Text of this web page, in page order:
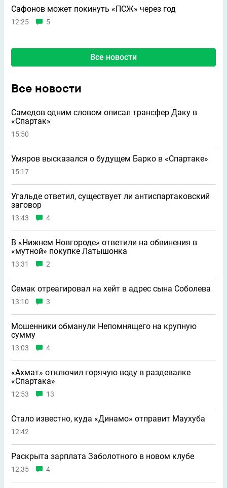
Сафонов может покинуть «ПСЖ» через год
12:25 5
Все новости
Все новости
Самедов одним словом описал трансфер Даку в
«Спартак»
15:50
Умяров высказался о будущем Барко в «Спартаке»
15:17
Угальде ответил, существует ли антиспартаковский
заговор
13:43 4
В «Нижнем Новгороде» ответили на обвинения в
«мутной» покупке Латышонка
13:31 2
Семак отреагировал на хейт в адрес сына Соболева
13:10 3
Мошенники обманули Непомнящего на крупную
сумму
13:03 4
«Ахмат» отключил горячую воду в раздевалке
«Спартака»
12:53 13
Стало известно, куда «Динамо» отправит Маухуба
12:42
Раскрыта зарплата Заболотного в новом клубе
12:35 4